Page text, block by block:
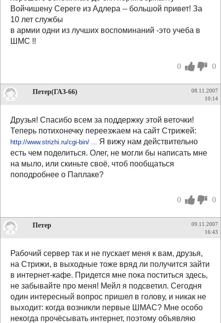
Войчишену Сереге из Адлера -- большой привет! За
10 лет службы
в армии одни из лучших воспоминаний -это учеба в
ШМС !!
0 0
Петер(ГАЗ-66)
08.11.2007
10:14
Друзья! Спасибо всем за поддержку этой веточки!
Теперь потихонечку переезжаем на сайт Стрижей:
http://www.strizhi.ru/cgi-bin/ ... Я вижу нам действительно
есть чем поделиться. Олег, не могли бы написать мне
на мыло, или скиньте своё, чтоб пообщаться
поподробнее о Паплаке?
0 0
Петер
09.11.2007
16:43
Рабочий сервер так и не пускает меня к вам, друзья,
на Стрижи, в выходные тоже вряд ли получится зайти
в интернет-кафе. Придется мне пока поститься здесь,
не забывайте про меня! Мейл я подсветил. Сегодня
один интересный вопрос пришел в голову, и никак не
выходит: когда возникли первые ШМАС? Мне особо
некогда прочёсывать интернет, поэтому объявляю